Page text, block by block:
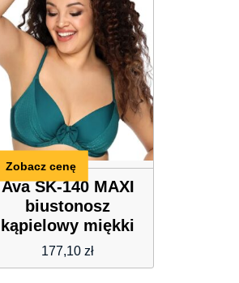
Ava SK-140 MAXI
biustonosz
kąpielowy miękki
177,10 zł
Zobacz cenę